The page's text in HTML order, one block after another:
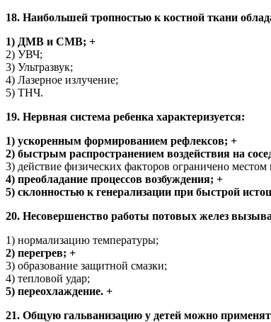
18. Наибольшей тропностью к костной ткани
1) ДМВ и СМВ; +
2) УВЧ;
3) Ультразвук;
4) Лазерное излучение;
5) ТНЧ.
19. Нервная система ребенка характеризуется:
1) ускоренным формированием рефлексов; +
2) быстрым распространением воздействия на
3) действие физических факторов ограничено
4) преобладание процессов возбуждения; +
5) склонностью к генерализации при быстрой
20. Несовершенство работы потовых желез
1) нормализацию температуры;
2) перегрев; +
3) образование защитной смазки;
4) тепловой удар;
5) переохлаждение. +
21. Общую гальванизацию у детей можно